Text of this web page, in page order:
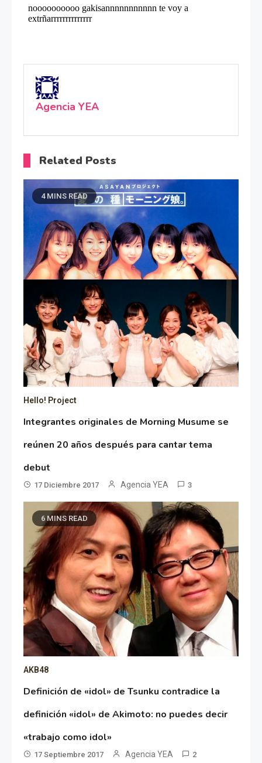
Agencia YEA
Related Posts
4 MINS READ
Hello! Project
Integrantes originales de Morning Musume se
reúnen 20 años después para cantar tema
debut
17 Diciembre 2017 Agencia YEA 3
6 MINS READ
AKB48
Definición de «idol» de Tsunku contradice la
definición «idol» de Akimoto: no puedes decir
«trabajo como idol»
17 Septiembre 2017 Agencia YEA 2